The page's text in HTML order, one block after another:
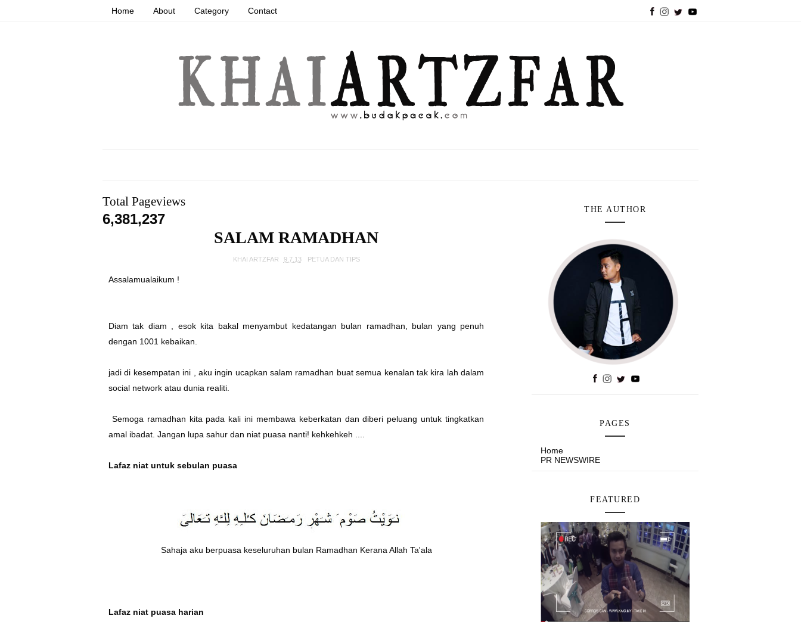
Home About Category Contact
Total Pageviews
6,381,237
SALAM RAMADHAN
KHAI ARTZFAR 9.7.13 PETUA DAN TIPS
Assalamualaikum !
Diam tak diam , esok kita bakal menyambut kedatangan bulan ramadhan, bulan yang penuh
dengan 1001 kebaikan.
jadi di kesempatan ini , aku ingin ucapkan salam ramadhan buat semua kenalan tak kira lah dalam
social network atau dunia realiti.
Semoga ramadhan kita pada kali ini membawa keberkatan dan diberi peluang untuk tingkatkan
amal ibadat. Jangan lupa sahur dan niat puasa nanti! kehkehkeh ....
Lafaz niat untuk sebulan puasa
Sahaja aku berpuasa keseluruhan bulan Ramadhan Kerana Allah Ta'ala
Lafaz niat puasa harian
THE AUTHOR
PAGES
Home
PR NEWSWIRE
FEATURED